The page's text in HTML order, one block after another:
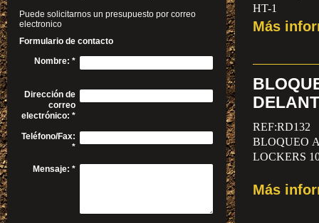
HT-1
Más
REF:RD132
BLOQUEO
LOCKERS
Más
Puede solicitarnos un presupuesto por correo
electronico
Formulario de contacto
Nombre: *
Dirección de
correo
electrónico: *
Teléfono/Fax:
*
Mensaje: *